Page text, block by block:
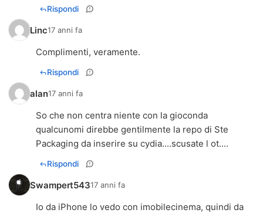
Rispondi
Linc17 anni fa
Complimenti, veramente.
Rispondi
alan17 anni fa
So che non centra niente con la gioconda
qualcunomi direbbe gentilmente la repo di Ste
Packaging da inserire su cydia....scusate l ot....
Rispondi
Swampert54317 anni fa
Io da iPhone lo vedo con imobilecinema, quindi da